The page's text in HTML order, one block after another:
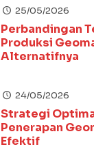
25/05/2026
Perbandingan
Produksi
Alternatifnya
24/05/2026
Strategi
Penerapan
Efektif